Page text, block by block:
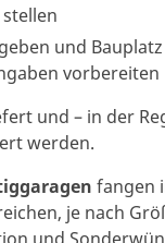
stellen
und
vorbereiten
und – in der
werden.
fangen
je nach
und